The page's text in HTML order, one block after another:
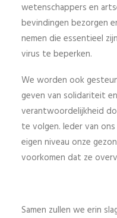
wetenschappers en
bevindingen bezorgen
nemen die essentieel
virus te beperken.
We worden ook
geven van solidariteit
verantwoordelijkheid
te volgen. Ieder van
eigen niveau onze
voorkomen dat ze
Samen zullen we erin